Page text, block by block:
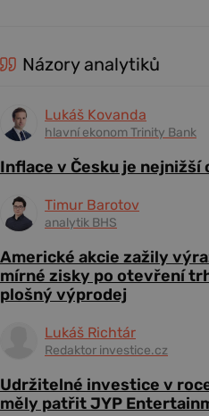
Názory analytiků
Lukáš Kovanda
hlavní ekonom Trinity Bank
Inflace v Česku je nejnižší
Timur Barotov
analytik BHS
Americké akcie zažily
mírné zisky po otevření
plošný výprodej
Lukáš Richtár
Redaktor investice.cz
Udržitelné investice v
měly patřit JYP